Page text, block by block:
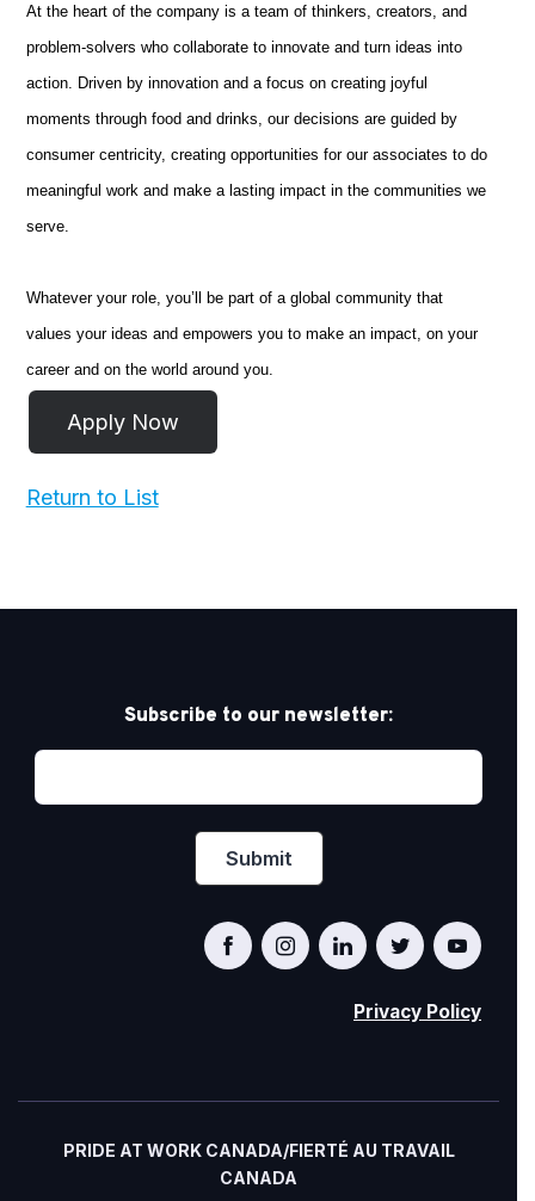
At the heart of the company is a team of thinkers, creators, and
problem-solvers who collaborate to innovate and turn ideas into
action. Driven by innovation and a focus on creating joyful
moments through food and drinks, our decisions are guided by
consumer centricity, creating opportunities for our associates to do
meaningful work and make a lasting impact in the communities we
serve.
Whatever your role, you’ll be part of a global community that
values your ideas and empowers you to make an impact, on your
career and on the world around you.
Return to List
Subscribe to our newsletter:
Privacy Policy
PRIDE AT WORK CANADA/FIERTÉ AU TRAVAIL
CANADA